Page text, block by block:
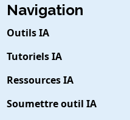
Navigation
Outils IA
Tutoriels IA
Ressources IA
Soumettre outil IA